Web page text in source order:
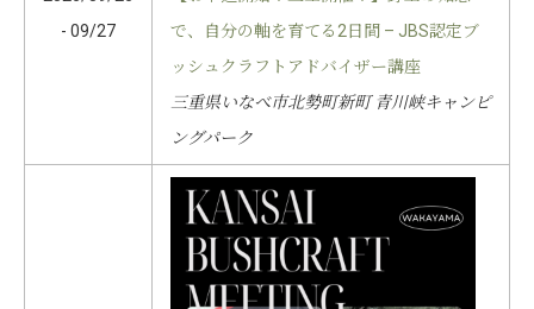
- 09/27
で、自分の軸を育てる2日間 – JBS認定ブ
ッシュクラフトアドバイザー講座
三重県いなべ市北勢町新町 青川峡キャンピ
ングパーク